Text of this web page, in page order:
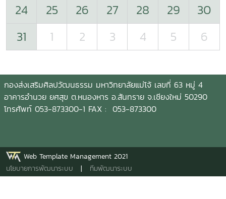
24
25 26 27 28 29
30
31
1 2 3 4 5 6
กองส่งเสริมศิลปวัฒนธรรม มหาวิทยาลัยแม่โจ้ เลขที่ 63 หมู่ 4
อาคารอำนวย ยศสุข ต.หนองหาร อ.สันทราย จ.เชียงใหม่ 50290
โทรศัพท์ 053-873300-1 FAX : 053-873300
Web Template Management 2021
นโยบายการพัฒนาระบบ | ทีมพัฒนาระบบ